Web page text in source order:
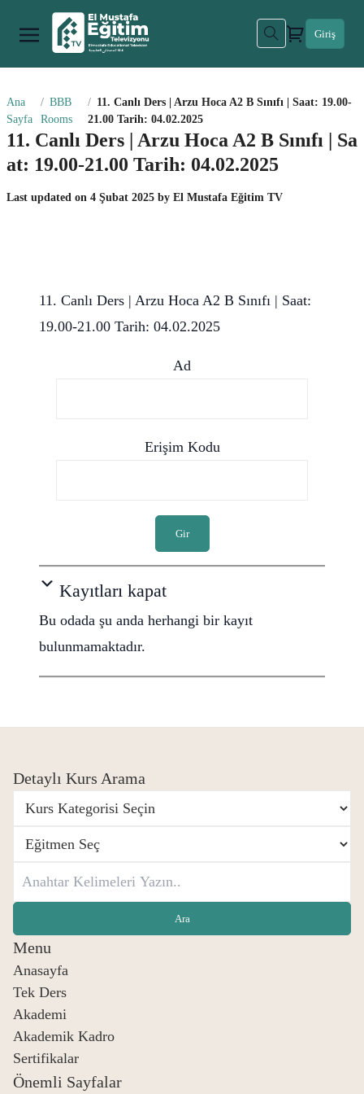
Giriş
Ana
Sayfa
BBB
Rooms
11. Canlı Ders | Arzu Hoca A2 B Sınıfı | Saat: 19.00-
21.00 Tarih: 04.02.2025
11. Canlı Ders | Arzu Hoca A2 B Sınıfı | Sa
at: 19.00-21.00 Tarih: 04.02.2025
Last updated on 4 Şubat 2025 by El Mustafa Eğitim TV
11. Canlı Ders | Arzu Hoca A2 B Sınıfı | Saat:
19.00-21.00 Tarih: 04.02.2025
Ad
Erişim Kodu
Gir
Kayıtları kapat
Bu odada şu anda herhangi bir kayıt
bulunmamaktadır.
Detaylı Kurs Arama
Menu
Anasayfa
Tek Ders
Akademi
Akademik Kadro
Sertifikalar
Önemli Sayfalar